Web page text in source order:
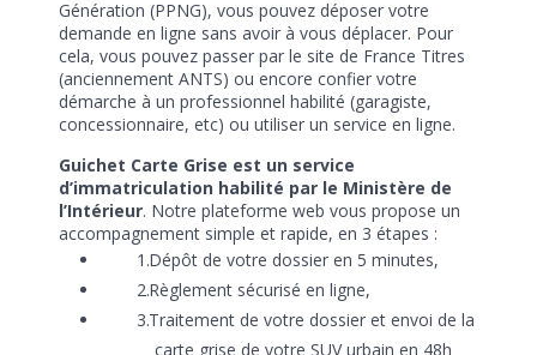
Génération (PPNG), vous pouvez déposer votre
demande en ligne sans avoir à vous déplacer. Pour
cela, vous pouvez passer par le site de France Titres
(anciennement ANTS) ou encore confier votre
démarche à un professionnel habilité (garagiste,
concessionnaire, etc) ou utiliser un service en ligne.
Guichet Carte Grise est un service
d’immatriculation habilité par le Ministère de
l’Intérieur. Notre plateforme web vous propose un
accompagnement simple et rapide, en 3 étapes :
Dépôt de votre dossier en 5 minutes,
Règlement sécurisé en ligne,
Traitement de votre dossier et envoi de la
carte grise de votre SUV urbain en 48h